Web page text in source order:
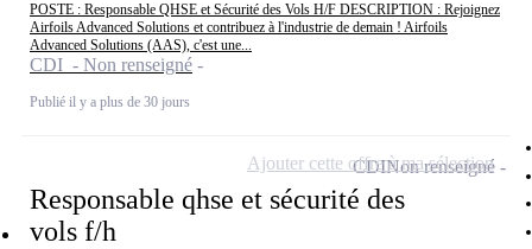
POSTE : Responsable QHSE et Sécurité des Vols H/F DESCRIPTION : Rejoignez
Airfoils Advanced Solutions et contribuez à l'industrie de demain ! Airfoils
Advanced Solutions (AAS), c'est une...
CDI - Non renseigné
Publié il y a plus de 30 jours
Responsable qhse et sécurité des
vols f/h
CDINon renseigné
Ajouter cette offre à ma sélection